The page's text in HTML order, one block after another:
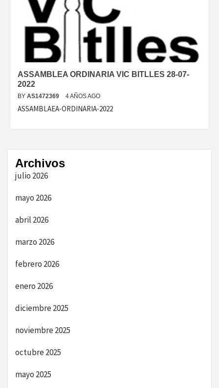
ASSAMBLEA ORDINARIA VIC BITLLES 28-07-
2022
BY AS1472369 4 AÑOS AGO
ASSAMBLAEA-ORDINARIA-2022
Archivos
julio 2026
mayo 2026
abril 2026
marzo 2026
febrero 2026
enero 2026
diciembre 2025
noviembre 2025
octubre 2025
mayo 2025